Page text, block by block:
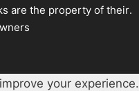
are the property of their
your experience.